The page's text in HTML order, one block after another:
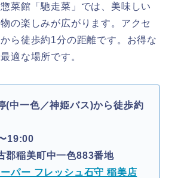
菜館「馳走菜」では、美味しい
の楽しみが広がります。アクセ
ら徒歩約1分の距離です。お得な
適な場所です。
(中一色／神姫バス)から徒歩約
19:00
郡稲美町中一色883番地
パー フレッシュ石守 稲美店